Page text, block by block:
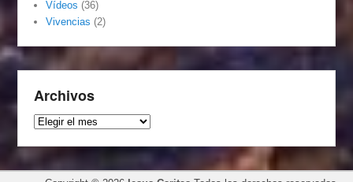
Vídeos (36)
Vivencias (2)
Archivos
Archivos